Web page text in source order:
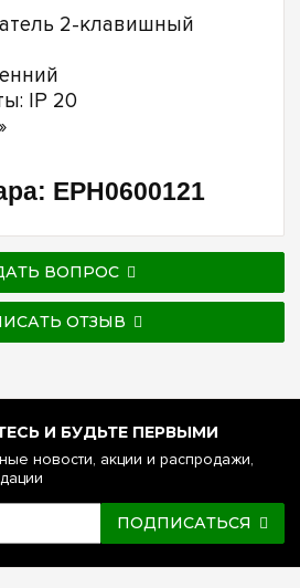
2-клавишный
IP 20
EPH0600121
ВОПРОС
ОТЗЫВ
И БУДЬТЕ ПЕРВЫМИ
новости, акции и распродажи,
ПОДПИСАТЬСЯ